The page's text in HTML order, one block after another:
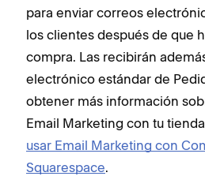
para enviar correos
los clientes después de que
compra. Las recibirán
electrónico estándar de
obtener más información
Email Marketing con tu
usar Email Marketing con
Squarespace.